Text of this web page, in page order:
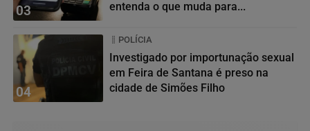
03
entenda o que muda para...
04
POLÍCIA
Investigado por importunação sexual
em Feira de Santana é preso na
cidade de Simões Filho